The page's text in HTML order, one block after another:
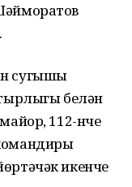
сугышы
белән
112-нче
икенче